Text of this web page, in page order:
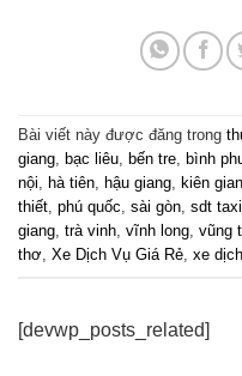
Bài viết này được đăng trong
giang, bạc liêu, bến tre, bình
nội, hà tiên, hậu giang, kiên
thiết, phú quốc, sài gòn, sdt
giang, trà vinh, vĩnh long, vũng
thơ, Xe Dịch Vụ Giá Rẻ, xe
[devwp_posts_related]